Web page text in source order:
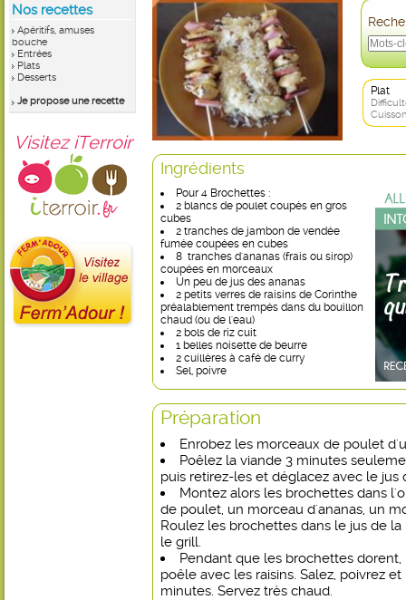
Nos recettes
Apéritifs, amuses
bouche
Entrées
Plats
Desserts
Je propose une recette
Visitez iTerroir
Plat
Ingrédients
Pour 4 Brochettes :
2 blancs de poulet coupés en gros
cubes
2 tranches de jambon de vendée
fumée coupées en cubes
8 tranches d'ananas (frais ou sirop)
coupées en morceaux
Un peu de jus des ananas
2 petits verres de raisins de Corinthe
préalablement trempés dans du bouillon
chaud (ou de l'eau)
2 bols de riz cuit
1 belles noisette de beurre
2 cuillères à café de curry
Sel, poivre
Préparation
Enrobez les morceaux de poulet
Poêlez la viande 3 minutes
puis retirez-les et déglacez avec le jus
Montez alors les brochettes dans
de poulet, un morceau d'ananas, un
Roulez les brochettes dans le jus de
le grill.
Pendant que les brochettes dorent,
poêle avec les raisins. Salez, poivrez
minutes. Servez très chaud.